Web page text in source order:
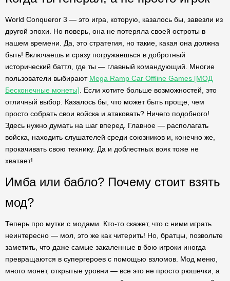
World Conqueror 3 — это игра, которую, казалось бы, завезли из
другой эпохи. Но поверь, она не потеряла своей остроты в
нашем времени. Да, это стратегия, но такие, какая она должна
быть! Включаешь и сразу погружаешься в добротный
исторический баттл, где ты — главный командующий. Многие
пользователи выбирают Mega Ramp Car Offline Games [МОД
Бесконечные монеты] . Если хотите больше возможностей, это
отличный выбор. Казалось бы, что может быть проще, чем
просто собрать свои войска и атаковать? Ничего подобного!
Здесь нужно думать на шаг вперед. Главное — располагать
войска, находить слушателей среди союзников и, конечно же,
прокачивать свою технику. Да и доблестных вояк тоже не
хватает!
Имба или бабло? Почему стоит взять
мод?
Теперь про мутки с модами. Кто-то скажет, что с ними играть
неинтересно — мол, это же как читерить! Но, братцы, позвольте
заметить, что даже самые закаленные в бою игроки иногда
превращаются в супергероев с помощью взломов. Мод меню,
много монет, открытые уровни — все это не просто рюшечки, а